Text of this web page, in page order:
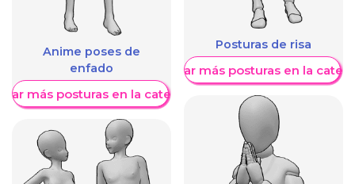
Anime poses de
enfado
más posturas en la categoría
Posturas de risa
Mostrar más posturas en la